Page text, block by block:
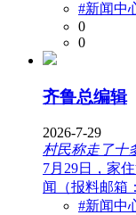
#新闻中
0
0
齐鲁总编辑
2026-7-29
村民称走了十
7月29日，家
闻（报料邮箱
#新闻中